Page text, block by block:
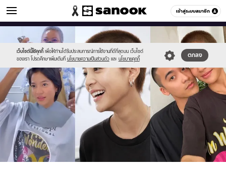
เข้าสู่ระบบสมาชิก
ข่าวบันเทิง หมวดอื่นๆ
เว็บไซต์นี้ใช้คุกกี้ เพื่อให้ท่านได้รับประสบการณ์การใช้งานที่ดีที่สุดบน เว็บไซต์
ของเรา โปรดศึกษาเพิ่มเติมที่ นโยบายความเป็นส่วนตัว และ นโยบายคุกกี้
ตกลง
//s.isanook.com/sr/0/images/logo-
new-
sanook.png
//s.isanook.com/ns/0/ud/1759/8798238/sai.jpg